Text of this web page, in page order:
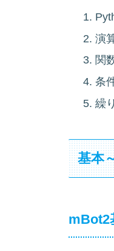
演
関
条
繰
基本
mBot2